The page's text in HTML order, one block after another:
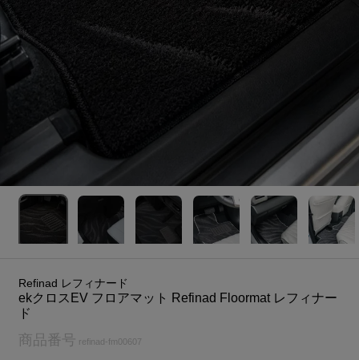
Refinad レフィナード
ekクロスEV フロアマット Refinad Floormat レフィナー
ド
商品番号 refinad-fm00607